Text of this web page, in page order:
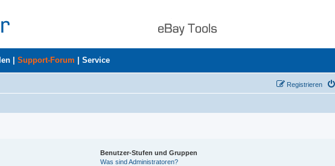
Support-Forum Service
Registrieren
Benutzer-Stufen und Gruppen
Was sind Administratoren?